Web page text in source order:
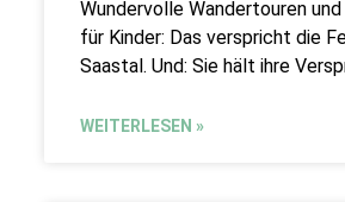
Wundervolle Wandertouren
für Kinder: Das verspricht die
Saastal. Und: Sie hält ihre
WEITERLESEN »